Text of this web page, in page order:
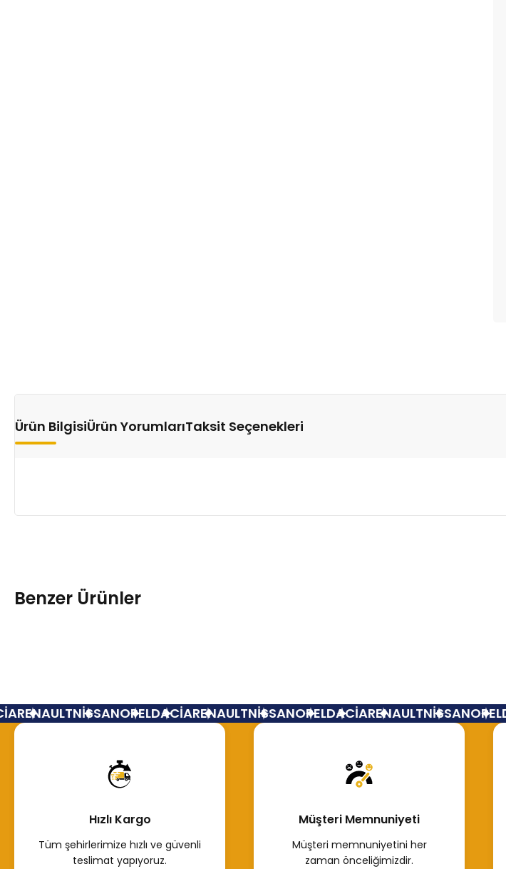
Ürün BilgisiÜrün YorumlarıTaksit Seçenekleri
Benzer Ürünler
Hemen İncele
150,00 TL
Hemen İncele
RENAULTNİSSANOPELDACİARENAULTNİSSANOPELDACİARENAULTNİSSANOPEL
Hızlı Kargo
Tüm şehirlerimize hızlı ve güvenli
teslimat yapıyoruz.
Müşteri Memnuniyeti
Müşteri memnuniyetini her
zaman önceliğimizdir.